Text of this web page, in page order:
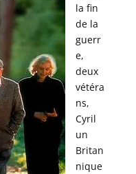
la fin
de la
guerr
e,
deux
vétéra
ns,
Cyril
un
Britan
nique